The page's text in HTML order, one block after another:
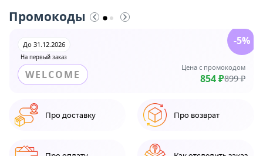
Промокоды
На первый заказ
До 31.12.2026
WELCOME
Цена с промокодом
854 ₽899 ₽
-5%
Про доставку Про возврат